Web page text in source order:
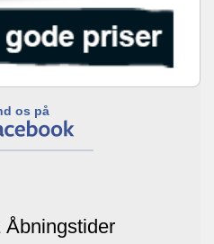
os på
Åbningstider